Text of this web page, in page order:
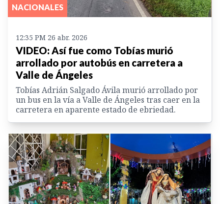
NACIONALES
12:35 PM 26 abr. 2026
VIDEO: Así fue como Tobías murió
arrollado por autobús en carretera a
Valle de Ángeles
Tobías Adrián Salgado Ávila murió arrollado por
un bus en la vía a Valle de Ángeles tras caer en la
carretera en aparente estado de ebriedad.